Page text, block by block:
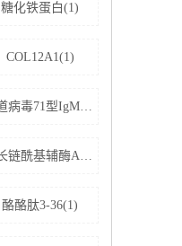
糖化铁蛋白(1)
COL12A1(1)
肠道病毒71型IgM抗体(1)
极长链酰基辅酶A脱氢酶(1)
酪酪肽3-36(1)